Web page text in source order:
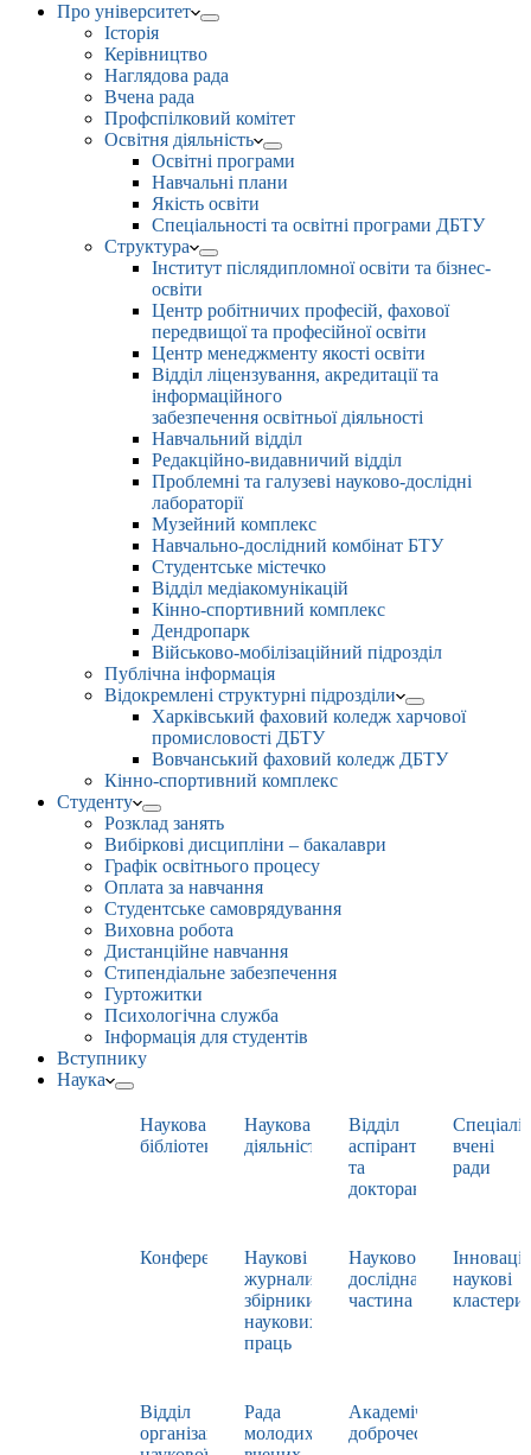
Про університет
Історія
Керівництво
Наглядова рада
Вчена рада
Профспілковий комітет
Освітня діяльність
Освітні програми
Навчальні плани
Якість освіти
Спеціальності та освітні програми ДБТУ
Структура
Інститут післядипломної освіти та бізнес-
освіти
Центр робітничих професій, фахової
передвищої та професійної освіти
Центр менеджменту якості освіти
Відділ ліцензування, акредитації та
інформаційного
забезпечення освітньої діяльності
Навчальний відділ
Редакційно-видавничий відділ
Проблемні та галузеві науково-дослідні
лабораторії
Музейний комплекс
Навчально-дослідний комбінат БТУ
Студентське містечко
Відділ медіакомунікацій
Кінно-спортивний комплекс
Дендропарк
Військово-мобілізаційний підрозділ
Публічна інформація
Відокремлені структурні підрозділи
Харківський фаховий коледж харчової
промисловості ДБТУ
Вовчанський фаховий коледж ДБТУ
Кінно-спортивний комплекс
Студенту
Розклад занять
Вибіркові дисципліни – бакалаври
Графік освітнього процесу
Оплата за навчання
Студентське самоврядування
Виховна робота
Дистанційне навчання
Стипендіальне забезпечення
Гуртожитки
Психологічна служба
Інформація для студентів
Вступнику
Наука
Наукова
бібліотека
Наукова
діяльність
Відділ
аспірантури
та
докторантури
вчені
ради
Конференції
Наукові
журнали,
збірники
наукових
праць
Науково-
дослідна
частина
наукові
кластери
Відділ
організації
Рада
молодих
Академічна
доброчесність